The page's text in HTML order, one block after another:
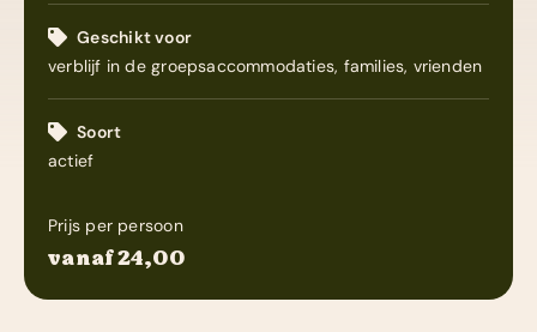
Contact
Geschikt voor
verblijf in de groepsaccommodaties, families, vrienden
Soort
actief
Prijs per persoon
vanaf 24,00